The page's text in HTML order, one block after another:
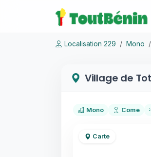
Localisation 229 Mono
Village de
Mono Come
Carte